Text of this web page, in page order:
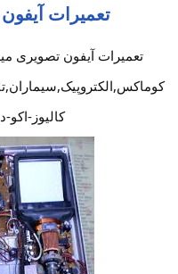
تعمیرات
تعمیرات آیفون تصویری
کالیوز-